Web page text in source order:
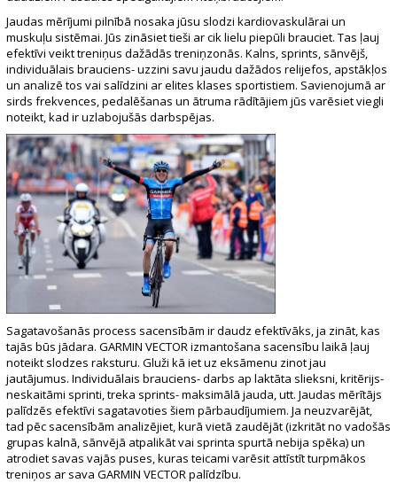
Jaudas mērījumi pilnībā nosaka jūsu slodzi kardiovaskulārai un
muskuļu sistēmai. Jūs zināsiet tieši ar cik lielu piepūli brauciet. Tas ļauj
efektīvi veikt treniņus dažādās treniņzonās. Kalns, sprints, sānvējš,
individuālais brauciens- uzzini savu jaudu dažādos relijefos, apstākļos
un analizē tos vai salīdzini ar elites klases sportistiem. Savienojumā ar
sirds frekvences, pedalēšanas un ātruma rādītājiem jūs varēsiet viegli
noteikt, kad ir uzlabojušās darbspējas.
Sagatavošanās process sacensībām ir daudz efektīvāks, ja zināt, kas
tajās būs jādara. GARMIN VECTOR izmantošana sacensību laikā ļauj
noteikt slodzes raksturu. Gluži kā iet uz eksāmenu zinot jau
jautājumus. Individuālais brauciens- darbs ap laktāta slieksni, kritērijs-
neskaitāmi sprinti, treka sprints- maksimālā jauda, utt. Jaudas mērītājs
palīdzēs efektīvi sagatavoties šiem pārbaudījumiem. Ja neuzvarējāt,
tad pēc sacensībām analizējiet, kurā vietā zaudējāt (izkritāt no vadošās
grupas kalnā, sānvējā atpalikāt vai sprinta spurtā nebija spēka) un
atrodiet savas vajās puses, kuras teicami varēsit attīstīt turpmākos
treniņos ar sava GARMIN VECTOR palīdzību.